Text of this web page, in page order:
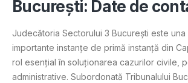
București: Date de
Judecătoria Sectorului 3 București este
importante instanțe de primă instanță din
rol esențial în soluționarea cazurilor civile,
administrative. Subordonată Tribunalului